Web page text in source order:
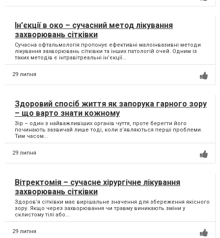
Ін’єкції в око – сучасний метод лікування
захворювань сітківки
Сучасна офтальмологія пропонує ефективні малоінвазивні методи
лікування захворювань сітківки та інших патологій очей. Одним із
таких методів є інтравітреальні ін’єкції...
29 липня
Здоровий спосіб життя як запорука гарного зору
– що варто знати кожному
Зір – один з найважливіших органів чуття, проте берегти його
починають зазвичай лише тоді, коли з’являються перші проблеми.
Тим часом...
29 липня
Вітректомія – сучасне хірургічне лікування
захворювань сітківки
Здоров’я сітківки має вирішальне значення для збереження якісного
зору. Якщо через захворювання чи травму виникають зміни у
склистому тілі або...
29 липня